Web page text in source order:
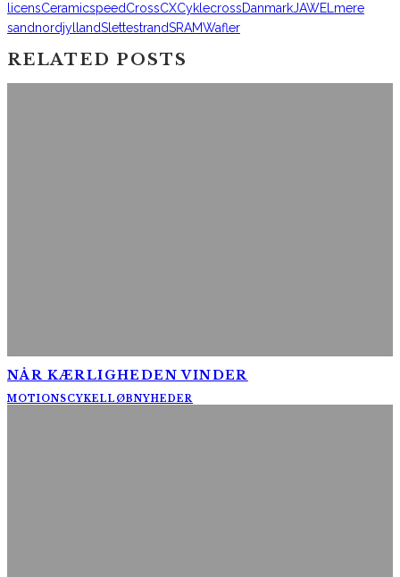
licensCeramicspeedCrossCXCyklecrossDanmarkJAWEL mere
sandnordjyllandSlettestrandSRAMWafler
RELATED POSTS
NÅR KÆRLIGHEDEN VINDER
MOTIONSCYKELLØBNYHEDER